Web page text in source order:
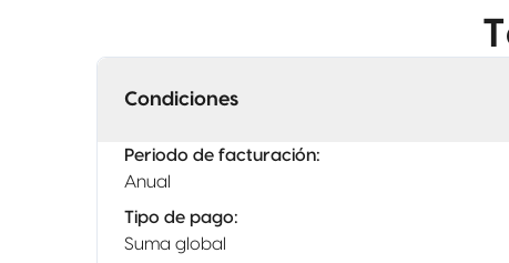
Condiciones
Periodo de facturación:
Anual
Tipo de pago:
Suma global